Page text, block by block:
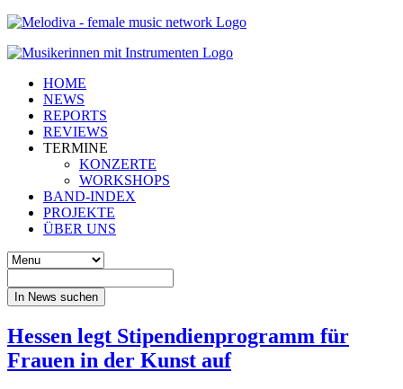
HOME
NEWS
REPORTS
REVIEWS
TERMINE
KONZERTE
WORKSHOPS
BAND-INDEX
PROJEKTE
ÜBER UNS
In News suchen
Hessen legt Stipendienprogramm für
Frauen in der Kunst auf